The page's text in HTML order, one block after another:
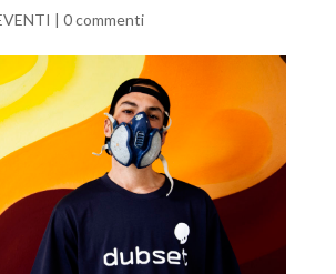
| 0 commenti